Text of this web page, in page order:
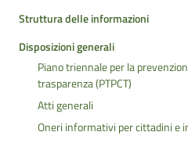
Struttura delle informazioni
Disposizioni generali
Piano triennale per la
trasparenza (PTPCT)
Atti generali
Oneri informativi per cittadini e